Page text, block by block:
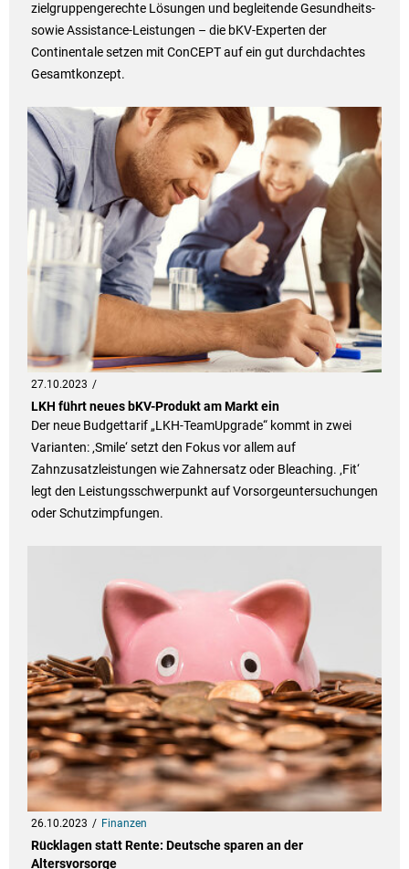
zielgruppengerechte Lösungen und begleitende Gesundheits-
sowie Assistance-Leistungen – die bKV-Experten der
Continentale setzen mit ConCEPT auf ein gut durchdachtes
Gesamtkonzept.
27.10.2023
LKH führt neues bKV-Produkt am Markt ein
Der neue Budgettarif „LKH-TeamUpgrade“ kommt in zwei
Varianten: ‚Smile‘ setzt den Fokus vor allem auf
Zahnzusatzleistungen wie Zahnersatz oder Bleaching. ‚Fit‘
legt den Leistungsschwerpunkt auf Vorsorgeuntersuchungen
oder Schutzimpfungen.
26.10.2023 Finanzen
Rücklagen statt Rente: Deutsche sparen an der
Altersvorsorge